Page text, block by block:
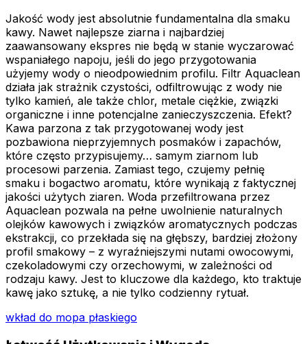
Jakość wody jest absolutnie fundamentalna dla smaku
kawy. Nawet najlepsze ziarna i najbardziej
zaawansowany ekspres nie będą w stanie wyczarować
wspaniałego napoju, jeśli do jego przygotowania
użyjemy wody o nieodpowiednim profilu. Filtr Aquaclean
działa jak strażnik czystości, odfiltrowując z wody nie
tylko kamień, ale także chlor, metale ciężkie, związki
organiczne i inne potencjalne zanieczyszczenia. Efekt?
Kawa parzona z tak przygotowanej wody jest
pozbawiona nieprzyjemnych posmaków i zapachów,
które często przypisujemy… samym ziarnom lub
procesowi parzenia. Zamiast tego, czujemy pełnię
smaku i bogactwo aromatu, które wynikają z faktycznej
jakości użytych ziaren. Woda przefiltrowana przez
Aquaclean pozwala na pełne uwolnienie naturalnych
olejków kawowych i związków aromatycznych podczas
ekstrakcji, co przekłada się na głębszy, bardziej złożony
profil smakowy – z wyraźniejszymi nutami owocowymi,
czekoladowymi czy orzechowymi, w zależności od
rodzaju kawy. Jest to kluczowe dla każdego, kto traktuje
kawę jako sztukę, a nie tylko codzienny rytuał.
wkład do mopa płaskiego